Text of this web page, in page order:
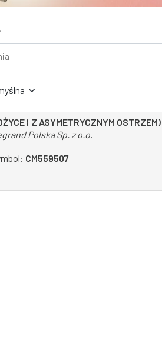
( Z ASYMETRYCZNYM OSTRZEM)
Polska Sp. z o.o.
CM559507